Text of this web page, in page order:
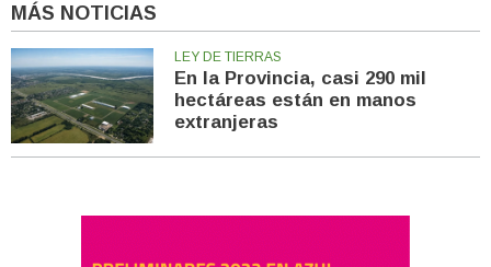
MÁS NOTICIAS
LEY DE TIERRAS
En la Provincia, casi 290 mil
hectáreas están en manos
extranjeras